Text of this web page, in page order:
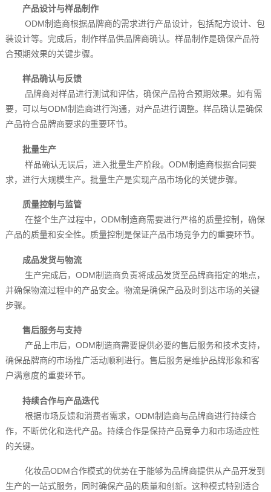
产品设计与样品制作
ODM制造商根据品牌商的需求进行产品设计，包括配方设计、包
装设计等。完成后，制作样品供品牌商确认。样品制作是确保产品符
合预期效果的关键步骤。
样品确认与反馈
品牌商对样品进行测试和评估，确保产品符合预期效果。如有需
要，可以与ODM制造商进行沟通，对产品进行调整。样品确认是确保
产品符合品牌商要求的重要环节。
批量生产
样品确认无误后，进入批量生产阶段。ODM制造商根据合同要
求，进行大规模生产。批量生产是实现产品市场化的关键步骤。
质量控制与监管
在整个生产过程中，ODM制造商需要进行严格的质量控制，确保
产品的质量和安全性。质量控制是保证产品市场竞争力的重要环节。
成品发货与物流
生产完成后，ODM制造商负责将成品发货至品牌商指定的地点，
并确保物流过程中的产品安全。物流是确保产品及时到达市场的关键
步骤。
售后服务与支持
产品上市后，ODM制造商需要提供必要的售后服务和技术支持，
确保品牌商的市场推广活动顺利进行。售后服务是维护品牌形象和客
户满意度的重要环节。
持续合作与产品迭代
根据市场反馈和消费者需求，ODM制造商与品牌商进行持续合
作，不断优化和迭代产品。持续合作是保持产品竞争力和市场适应性
的关键。
化妆品ODM合作模式的优势在于能够为品牌商提供从产品开发到
生产的一站式服务，同时确保产品的质量和创新。这种模式特别适合